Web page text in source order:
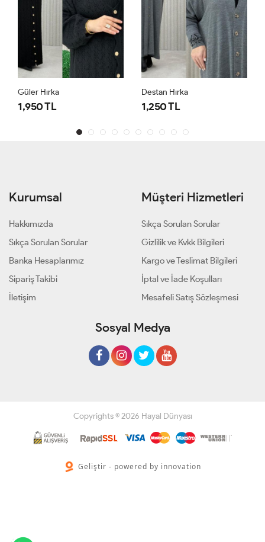
Güler Hırka
1,950 TL
Destan Hırka
1,250 TL
Kurumsal
Hakkımızda
Sıkça Sorulan Sorular
Banka Hesaplarımız
Sipariş Takibi
İletişim
Müşteri Hizmetleri
Sıkça Sorulan Sorular
Gizlilik ve Kvkk Bilgileri
Kargo ve Teslimat Bilgileri
İptal ve İade Koşulları
Mesafeli Satış Sözleşmesi
Sosyal Medya
Copyrights © 2026 Hayal Dünyası
Geliştir - powered by innovation